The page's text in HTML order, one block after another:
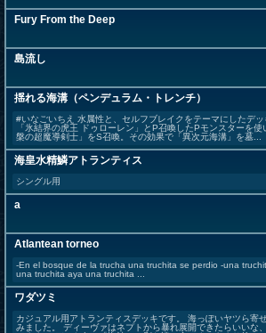
Fury From the Deep
島流し
揺れる海溝（ペンデュラム・トレンチ）
#いなごいちえ 水属性と、セルフブレイクをテーマにしたデッ
「氷結界の虎王 ドゥローレン」とP召喚したPモンスターを使
槃の超魔導剣士」をS召喚。その効果で「異次元海溝」を墓...
海皇水精鱗アトランティス
シングル用
a
Atlantean torneo
-En el bosque de la trucha una truchita se perdio -una
una truchita aya una truchita ...
ワダツミ
カジュアル用アトランティスデッキです。 海っぽいヤツら寄
みました。 ディーヴァはネプトから暴れ展開できたらいいな